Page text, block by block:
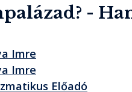
-
Imre
Imre
Előadó